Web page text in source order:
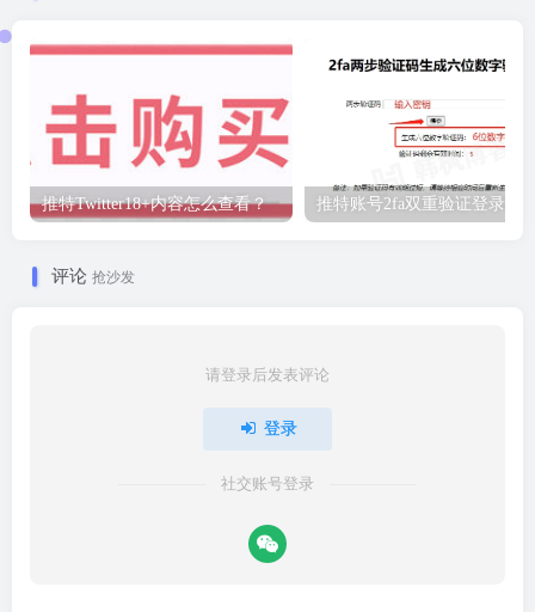
推特Twitter18+内容怎么查看？ 推特账号2fa双重验证登录教
评论 抢沙发
请登录后发表评论
登录
社交账号登录